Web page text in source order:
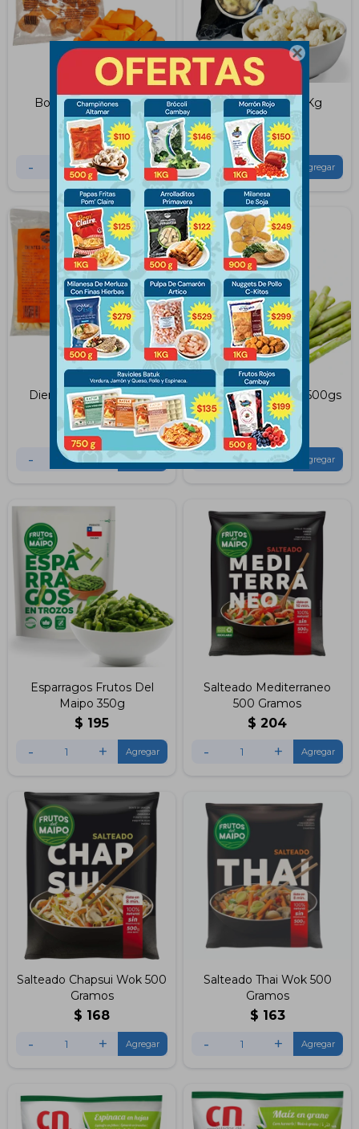

Boniato Altamar 1Kg
$ 210
- +
Coliflor Altamar 1Kg
$ 136
- +
Dientes de Ajo 500Grs
$ 129
- +
Esparragos Altamar 500gs
$ 290
- +
Esparragos Frutos Del
Maipo 350g
$ 195
- +
Salteado Mediterraneo
500 Gramos
$ 204
- +
Salteado Chapsui Wok 500
Gramos
$ 168
- +
Salteado Thai Wok 500
Gramos
$ 163
- +